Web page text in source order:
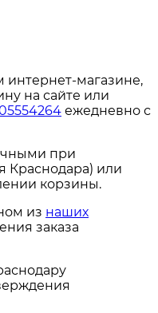
интернет-магазине,
на сайте или
ежедневно с
при
Краснодара) или
корзины.
из наших
заказа